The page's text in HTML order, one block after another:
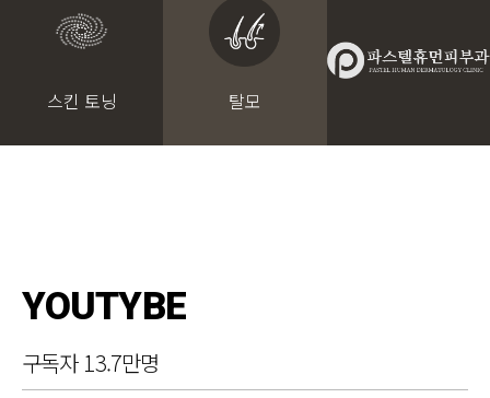
스킨 토닝 탈모
YOUTYBE
구독자 13.7만명